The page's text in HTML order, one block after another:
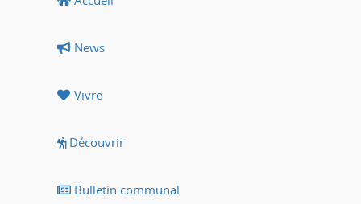
News
Vivre
Découvrir
Bulletin communal